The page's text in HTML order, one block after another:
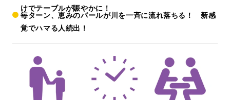
けでテーブルが賑やかに！
毎ターン、恵みのパールが川を一斉に流れ落ちる！ 新感
覚でハマる人続出！